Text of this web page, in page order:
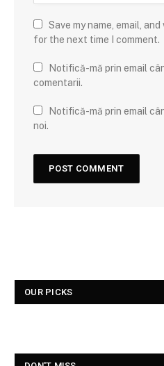
Save my name, email,
for the next time I comment.
Notifică-mă prin email
comentarii.
Notifică-mă prin email
noi.
OUR PICKS